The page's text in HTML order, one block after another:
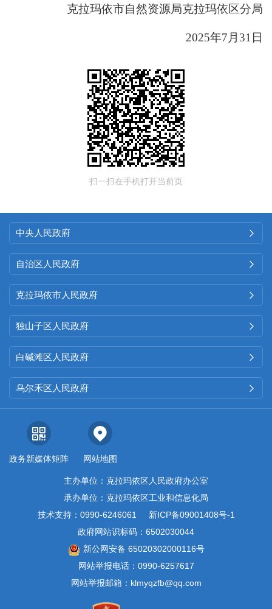
克拉玛依市自然资源局克拉玛依区分局
2025年7月31日
扫一扫在手机打开当前页
中央人民政府 
自治区人民政府 
克拉玛依市人民政府 
独山子区人民政府 
白碱滩区人民政府 
乌尔禾区人民政府 
政务新媒体矩阵 网站地图
主办单位：克拉玛依区人民政府办公室
承办单位：克拉玛依区工业和信息化局
技术支持：0990-6246061
新ICP备09001408号-1
政府网站识标码：6502030044
新公网安备 65020302000116号
网站举报电话：0990-6257617
网站举报邮箱：klmyqzfb@qq.com